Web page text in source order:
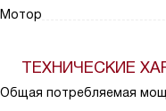
Мотор
ТЕХНИЧЕСКИЕ
Общая потребляемая